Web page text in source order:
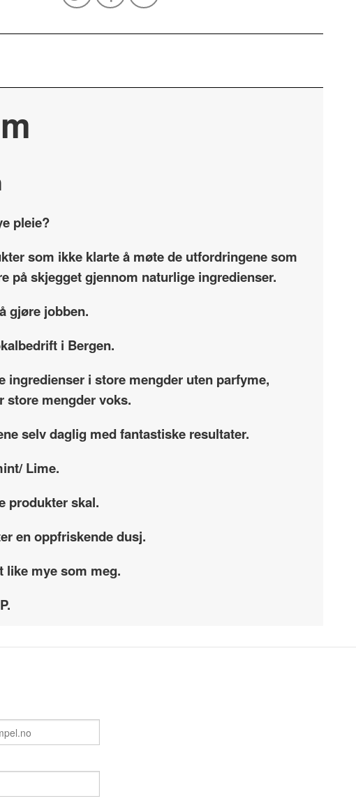
pleie?
som ikke klarte å møte de utfordringene som
på skjegget gjennom naturlige ingredienser.
gjøre jobben.
i Bergen.
i store mengder uten parfyme,
store mengder voks.
selv daglig med fantastiske resultater.
Lime.
produkter skal.
en oppfriskende dusj.
like mye som meg.